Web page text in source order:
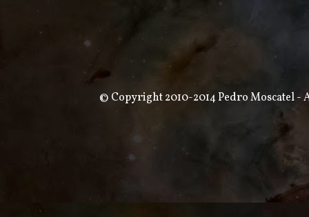
© Copyright 2010-2014 Pedro Moscatel -